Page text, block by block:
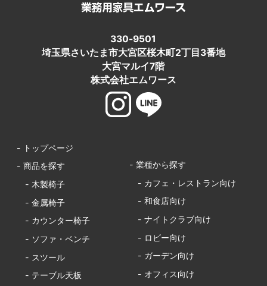
330-9501
埼玉県さいたま市大宮区桜木町2丁目3番地
大宮マルイ7階
株式会社エムワース
- トップページ
- 商品を探す
- 木製椅子
- 金属椅子
- カウンター椅子
- ソファ・ベンチ
- スツール
- テーブル天板
- 業種から探す
- カフェ・レストラン向け
- 和食店向け
- ナイトクラブ向け
- ロビー向け
- ガーデン向け
- オフィス向け